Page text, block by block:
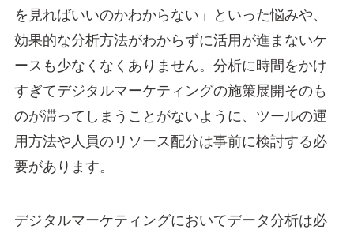
を見ればいいのかわからない」といった悩みや、
効果的な分析方法がわからずに活用が進まないケ
ースも少なくなくありません。分析に時間をかけ
すぎてデジタルマーケティングの施策展開そのも
のが滞ってしまうことがないように、ツールの運
用方法や人員のリソース配分は事前に検討する必
要があります。
デジタルマーケティングにおいてデータ分析は必